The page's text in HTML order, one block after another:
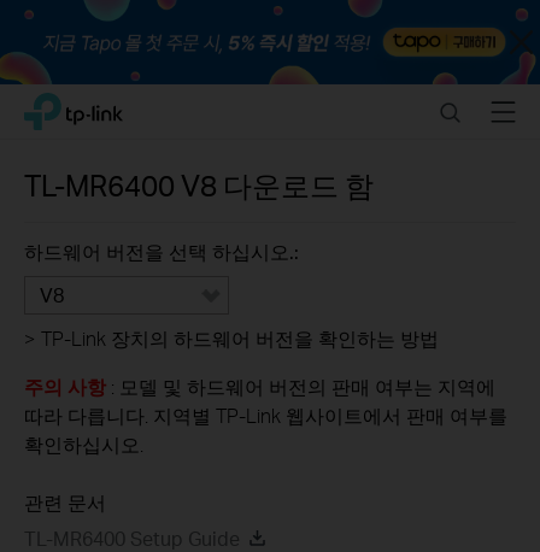
Click
the
navigation
TP-Link, Reliably Smart SearchMenu
TL-MR6400 V8 다운로드 함
하드웨어 버전을 선택 하십시오.:
V8
> TP-Link 장치의 하드웨어 버전을 확인하는 방법
주의 사항 : 모델 및 하드웨어 버전의 판매 여부는 지역에
따라 다릅니다. 지역별 TP-Link 웹사이트에서 판매 여부를
확인하십시오.
관련 문서
TL-MR6400 Setup Guide